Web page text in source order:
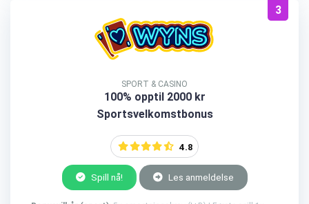
3
SPORT & CASINO
100% opptil 2000 kr
Sportsvelkomstbonus
4.8
Spill nå! Les anmeldelse